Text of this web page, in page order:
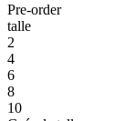
Pre-order
talle
2
4
6
8
10